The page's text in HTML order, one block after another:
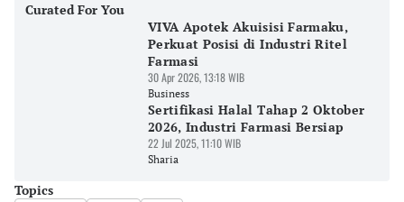
Curated For You
VIVA Apotek Akuisisi Farmaku,
Perkuat Posisi di Industri Ritel
Farmasi
30 Apr 2026, 13:18 WIB
Business
Sertifikasi Halal Tahap 2 Oktober
2026, Industri Farmasi Bersiap
22 Jul 2025, 11:10 WIB
Sharia
Topics